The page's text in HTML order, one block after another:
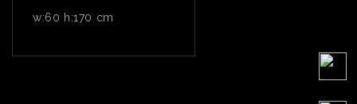
w:60 h:170 cm